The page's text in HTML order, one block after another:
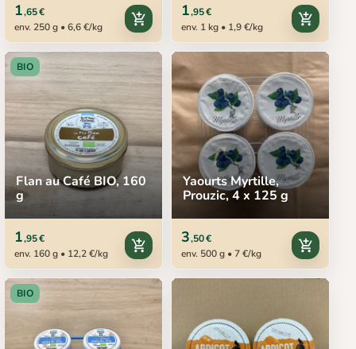
1,65 €
env. 250 g • 6,6 €/kg
add_shopping_cart 1,95 €
env. 1 kg • 1,9 €/kg
add_shopping_cart
BIO
Flan au Café BIO, 160
g
1,95 €
env. 160 g • 12,2 €/kg
add_shopping_cart
Yaourts Myrtille,
Prouzic, 4 x 125 g
3,50 €
env. 500 g • 7 €/kg
add_shopping_cart
BIO